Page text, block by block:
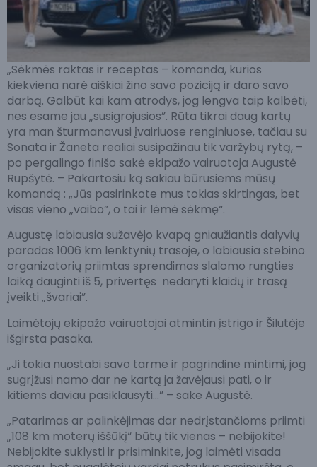
„Sėkmės raktas ir receptas – komanda, kurios
kiekviena narė aiškiai žino savo poziciją ir daro savo
darbą. Galbūt kai kam atrodys, jog lengva taip kalbėti,
nes esame jau „susigrojusios”. Rūta tikrai daug kartų
yra man šturmanavusi įvairiuose renginiuose, tačiau su
Sonata ir Žaneta realiai susipažinau tik varžybų rytą, –
po pergalingo finišo sakė ekipažo vairuotoja Augustė
Rupšytė. – Pakartosiu ką sakiau būrusiems mūsų
komandą : „Jūs pasirinkote mus tokias skirtingas, bet
visas vieno „vaibo”, o tai ir lėmė sėkmę“.
Augustę labiausia sužavėjo kvapą gniaužiantis dalyvių
paradas 1006 km lenktynių trasoje, o labiausia stebino
organizatorių priimtas sprendimas slalomo rungties
laiką dauginti iš 5, privertęs nedaryti klaidų ir trasą
įveikti „švariai”.
Laimėtojų ekipažo vairuotojai atmintin įstrigo ir Šilutėje
išgirsta pasaka.
„Ji tokia nuostabi savo tarme ir pagrindine mintimi, jog
sugrįžusi namo dar ne kartą ja žavėjausi pati, o ir
kitiems daviau pasiklausyti…” – sake Augustė.
„Patarimas ar palinkėjimas dar nedrįstančioms priimti
„108 km moterų iššūkį“ būtų tik vienas – nebijokite!
Nebijokite suklysti ir prisiminkite, jog laimėti visada